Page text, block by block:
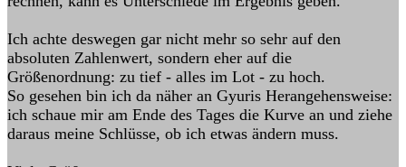
Ich achte deswegen gar nicht mehr so sehr auf den
absoluten Zahlenwert, sondern eher auf die
Größenordnung: zu tief - alles im Lot - zu hoch.
So gesehen bin ich da näher an Gyuris Herangehensweise:
ich schaue mir am Ende des Tages die Kurve an und ziehe
daraus meine Schlüsse, ob ich etwas ändern muss.